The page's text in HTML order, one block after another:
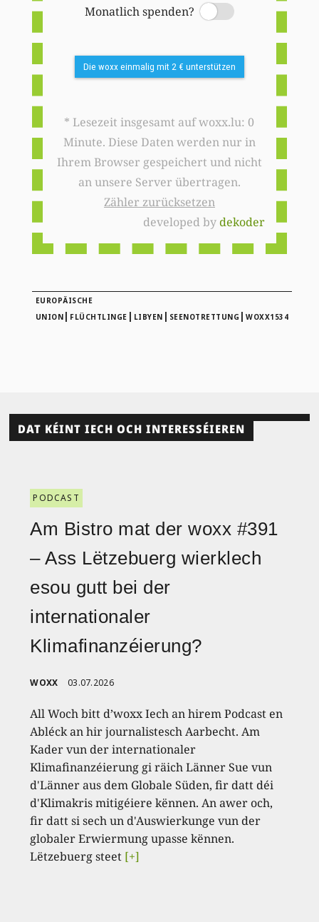
Monatlich spenden?
Switch
Die woxx einmalig mit 2 € unterstützen
* Lesezeit insgesamt auf woxx.lu: 0
Minute. Diese Daten werden nur in
Ihrem Browser gespeichert und nicht
an unsere Server übertragen.
Zähler zurücksetzen
developed bydekoder
EUROPÄISCHE
UNION | FLÜCHTLINGE | LIBYEN | SEENOTRETTUNG |WOXX1534
DAT KÉINT IECH OCH INTERESSÉIEREN
PODCAST
Am Bistro mat der woxx #391
– Ass Lëtzebuerg wierklech
esou gutt bei der
internationaler
Klimafinanzéierung?
WOXX 03.07.2026
All Woch bitt d’woxx Iech an hirem Podcast en
Abléck an hir journalistesch Aarbecht. Am
Kader vun der internationaler
Klimafinanzéierung gi räich Länner Sue vun
d'Länner aus dem Globale Süden, fir datt déi
d'Klimakris mitigéiere kënnen. An awer och,
fir datt si sech un d'Auswierkunge vun der
globaler Erwiermung upasse kënnen.
Lëtzebuerg steet [+]